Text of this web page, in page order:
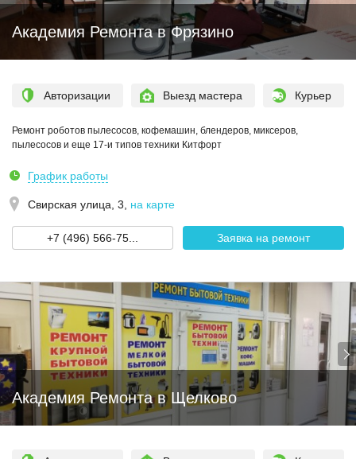
Академия Ремонта в Фрязино
Авторизации Выезд мастера Курьер
Ремонт роботов пылесосов, кофемашин, блендеров, миксеров,
пылесосов и еще 17-и типов техники Китфорт
График работы
Свирская улица, 3 на карте
+7 (496) 566-75... Заявка на ремонт
Академия Ремонта в Щелково